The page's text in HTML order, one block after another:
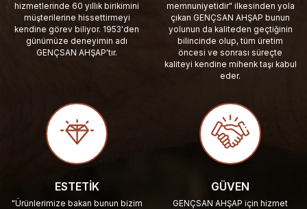
hizmetlerinde 60 yıllık birikimini
müşterilerine hissettirmeyi
kendine görev biliyor. 1953'den
günümüze deneyimin adı
GENÇSAN AHŞAP'tır.
memnuniyetidir" ilkesinden yola
çıkan GENÇSAN AHŞAP bunun
yolunun da kaliteden geçtiğinin
bilincinde olup, tüm üretim
öncesi ve sonrası süreçte
kaliteyi kendine mihenk taşı kabul
eder.
ESTETIK
"Ürünlerimize bakan bunun bizim
GÜVEN
GENÇSAN AHŞAP için hizmet